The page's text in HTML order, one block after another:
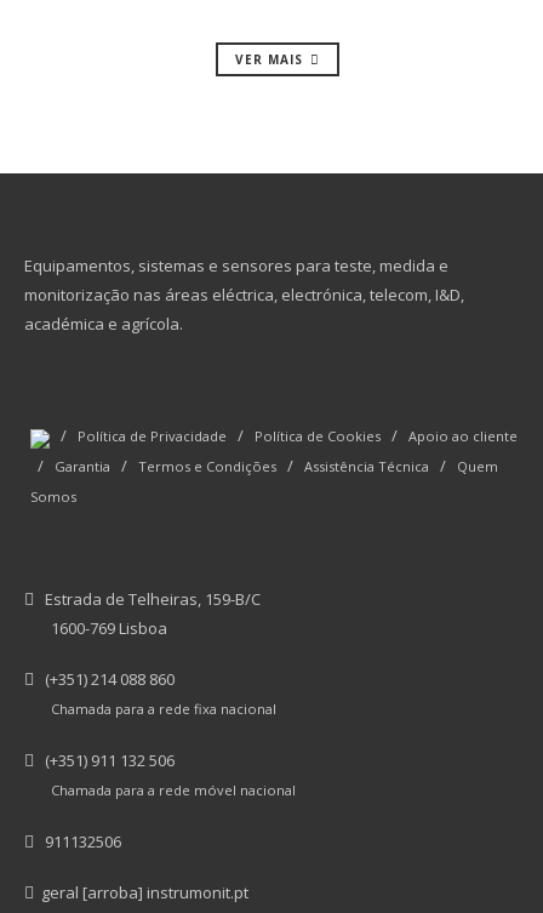
VER MAIS
Equipamentos, sistemas e sensores para teste, medida e
monitorização nas áreas eléctrica, electrónica, telecom, I&D,
académica e agrícola.
/ Política de Privacidade / Política de Cookies / Apoio ao cliente
/ Garantia / Termos e Condições / Assistência Técnica /
Quem
Somos
Estrada de Telheiras, 159-B/C
1600-769 Lisboa
(+351) 214 088 860
Chamada para a rede fixa nacional
(+351) 911 132 506
Chamada para a rede móvel nacional
911132506
geral [arroba] instrumonit.pt